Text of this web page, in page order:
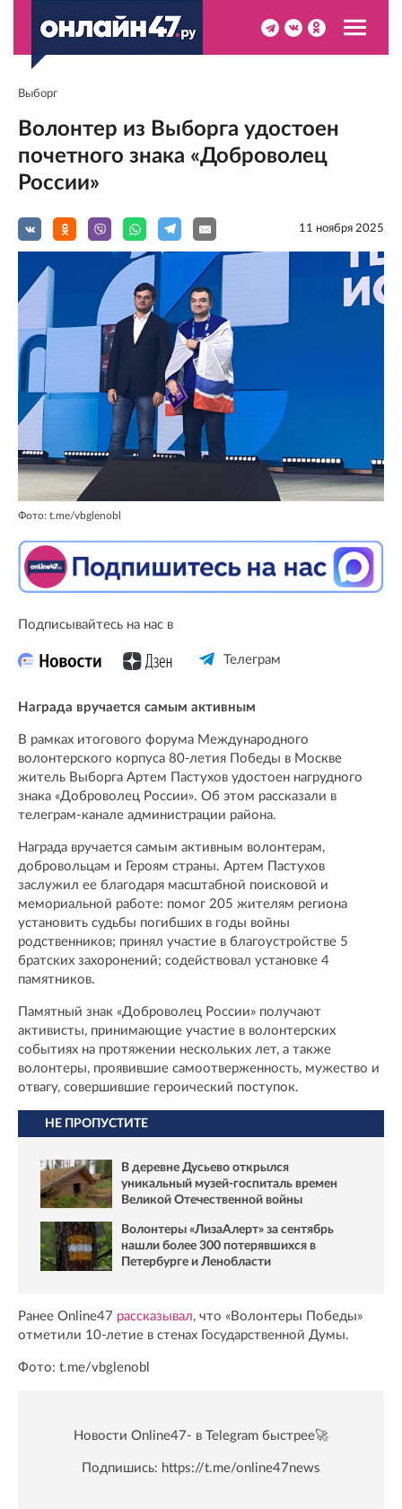
Выборг
Волонтер из Выборга удостоен
почетного знака «Доброволец
России»
11 ноября 2025
Фото: t.me/vbglenobl
Подписывайтесь на нас в
Телеграм
Награда вручается самым активным
В рамках итогового форума Международного
волонтерского корпуса 80-летия Победы в Москве
житель Выборга Артем Пастухов удостоен нагрудного
знака «Доброволец России». Об этом рассказали в
телеграм-канале администрации района.
Награда вручается самым активным волонтерам,
добровольцам и Героям страны. Артем Пастухов
заслужил ее благодаря масштабной поисковой и
мемориальной работе: помог 205 жителям региона
установить судьбы погибших в годы войны
родственников; принял участие в благоустройстве 5
братских захоронений; содействовал установке 4
памятников.
Памятный знак «Доброволец России» получают
активисты, принимающие участие в волонтерских
событиях на протяжении нескольких лет, а также
волонтеры, проявившие самоотверженность, мужество и
отвагу, совершившие героический поступок.
НЕ ПРОПУСТИТЕ
В деревне Дусьево открылся
уникальный музей-госпиталь времен
Великой Отечественной войны
Волонтеры «ЛизаАлерт» за сентябрь
нашли более 300 потерявшихся в
Петербурге и Ленобласти
Ранее Online47 рассказывал, что «Волонтеры Победы»
отметили 10-летие в стенах Государственной Думы.
Фото: t.me/vbglenobl
Новости Online47- в Telegram быстрее🚀
Подпишись: https://t.me/online47news